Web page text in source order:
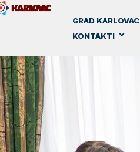
GRAD KARLOVAC
KONTAKTI